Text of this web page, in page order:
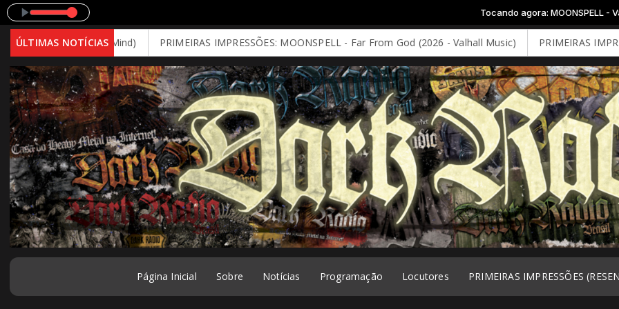
Tocando agora: MOONSPELL - Vampiria
ÚLTIMAS NOTÍCIAS
- Brutal Mind) PRIMEIRAS IMPRESSÕES: MOONSPELL - Far From God (2026 - Valhall Music) PRIMEIRAS IMPRESSÕES:
Página Inicial Sobre Notícias Programação Locutores PRIMEIRAS IMPRESSÕES